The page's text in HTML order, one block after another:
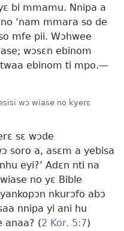
bi mmamu. Nnipa a
‘nam mmara so de
mfe pii. Wɔhwee
wɔsɛn ebinom
ebinom ti mpo.—
wɔ wiase no kyerɛ
sɛ wɔde
soro a, asɛm a yebisa
eyi?’ Adɛn nti na
no yɛ Bible
nkurɔfo abɔ
nnipa yi ani hu
anaa? (2 Kor. 5:7)